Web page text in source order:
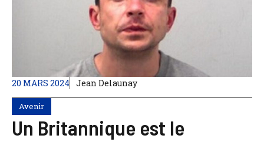
20 MARS 2024 Jean Delaunay
Avenir
Un Britannique est le